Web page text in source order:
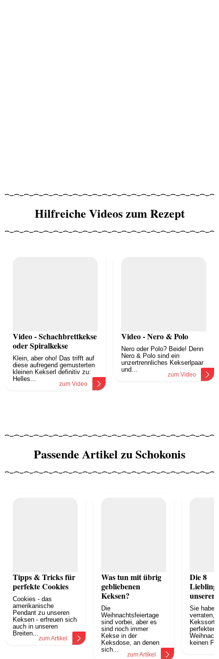
Hilfreiche Videos zum Rezept
Video - Schachbrettkekse
oder Spiralkekse
Klein, aber oho! Das trifft auf
diese aufregend gemusterten
kleinen Kekserl definitiv zu:
Helles...
zum Video
Video - Nero & Polo
Nero oder Polo? Beide! Denn
Nero & Polo sind ein
unzertrennliches Kekserlpaar
und...
zum Video
Passende Artikel zu Schokonis
Tipps & Tricks für
perfekte Cookies
Cookies - das
amerikanische
Pendant zu unseren
Keksen - erfreuen sich
auch in unseren
Breiten...
zum Artikel
Was tun mit übrig
gebliebenen
Keksen?
Die
Weihnachtsfeiertage
sind vorbei, aber es
sind noch immer
Kekse in der
Keksdose, an denen
sich...
zum Artikel
Die 8
unserer
Sie
verraten,
perfekten
keinen